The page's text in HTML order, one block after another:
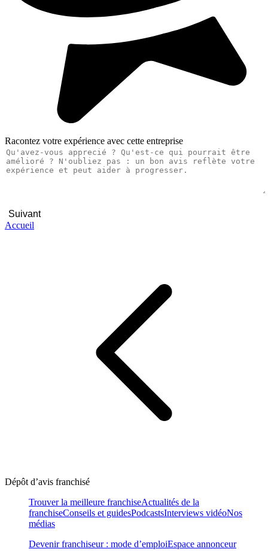
Racontez votre expérience avec cette entreprise
Suivant
Accueil
Dépôt d’avis franchisé
Trouver la meilleure franchiseActualités de la
franchiseConseils et guidesPodcastsInterviews vidéoNos
médias
Devenir franchiseur : mode d’emploiEspace annonceur